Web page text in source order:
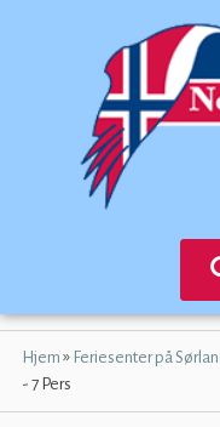
Hjem » Feriesenter på
- 7 Pers